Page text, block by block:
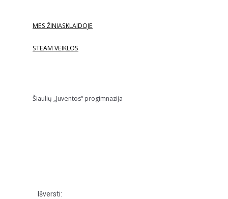
MES ŽINIASKLAIDOJE
STEAM VEIKLOS
Šiaulių „Juventos“ progimnazija
Išversti: